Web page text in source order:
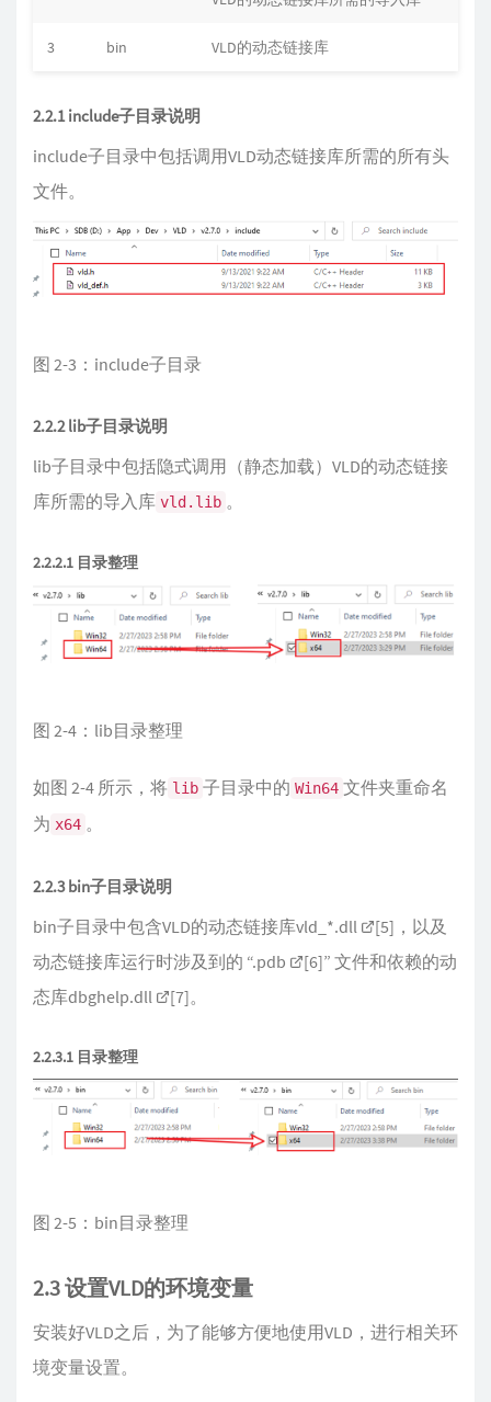
3 bin VLD的动态链接库
2.2.1 include子目录说明
include子目录中包括调用VLD动态链接库所需的所有头
文件。
图 2-3：include子目录
2.2.2 lib子目录说明
lib子目录中包括隐式调用（静态加载）VLD的动态链接
库所需的导入库 vld.lib 。
2.2.2.1 目录整理
图 2-4：lib目录整理
如图 2-4 所示，将 lib 子目录中的 Win64 文件夹重命名
为 x64 。
2.2.3 bin子目录说明
bin子目录中包含VLD的动态链接库vld_*.dll [5] ，以及
动态链接库运行时涉及到的 “.pdb
[6]” 文件和依赖的动
态库dbghelp.dll
[7]。
2.2.3.1 目录整理
图 2-5：bin目录整理
2.3 设置VLD的环境变量
安装好VLD之后，为了能够方便地使用VLD，进行相关环
境变量设置。